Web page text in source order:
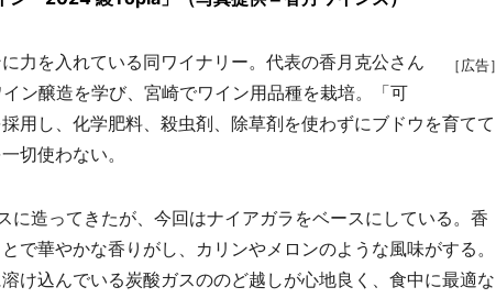
［広告］
力を入れている同ワイナリー。代表の香月克公さん
ン醸造を学び、宮崎でワイン用品種を栽培。「可
用し、化学肥料、殺虫剤、除草剤を使わずにブドウを育てて
切使わない。
造ってきたが、今回はナイアガラをベースにしている。香
で華やかな香りがし、カリンやメロンのような風味がする。
け込んでいる炭酸ガスののど越しが心地良く、食中に最適な